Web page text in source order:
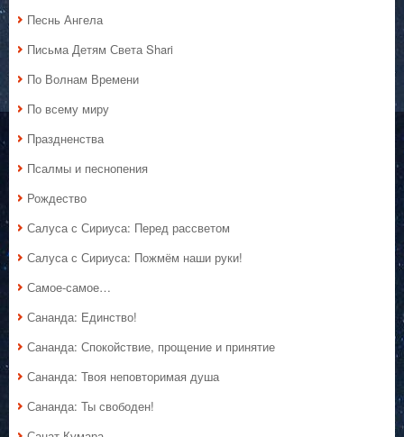
Песнь Ангела
Письма Детям Света Shari
По Волнам Времени
По всему миру
Праздненства
Псалмы и песнопения
Рождество
Салуса с Сириуса: Перед рассветом
Салуса с Сириуса: Пожмём наши руки!
Самое-самое…
Сананда: Единство!
Сананда: Спокойствие, прощение и принятие
Сананда: Твоя неповторимая душа
Сананда: Ты свободен!